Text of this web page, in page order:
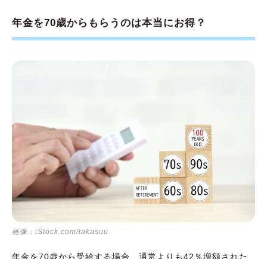
年金を70歳からもらうのは本当にお得？
画像：iStock.com/takasuu
年金を70歳から受給する場合、通常よりも42％増額された